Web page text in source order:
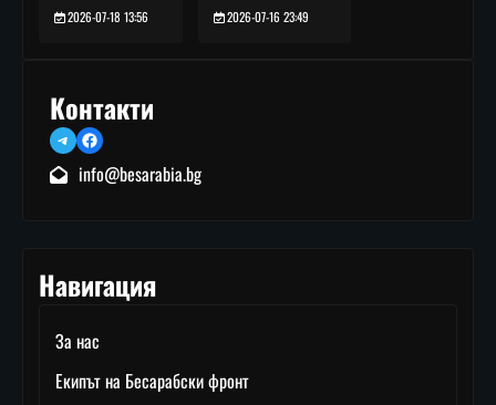
2026-07-18 13:56
2026-07-16 23:49
Контакти
TelegramFacebook
info@besarabia.bg
Навигация
За нас
Екипът на Бесарабски фронт